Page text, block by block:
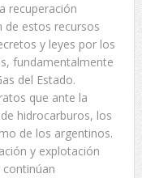
recuperación
de estos recursos
y leyes por los
fundamentalmente
del Estado.
que ante la
hidrocarburos, los
de los argentinos.
y explotación